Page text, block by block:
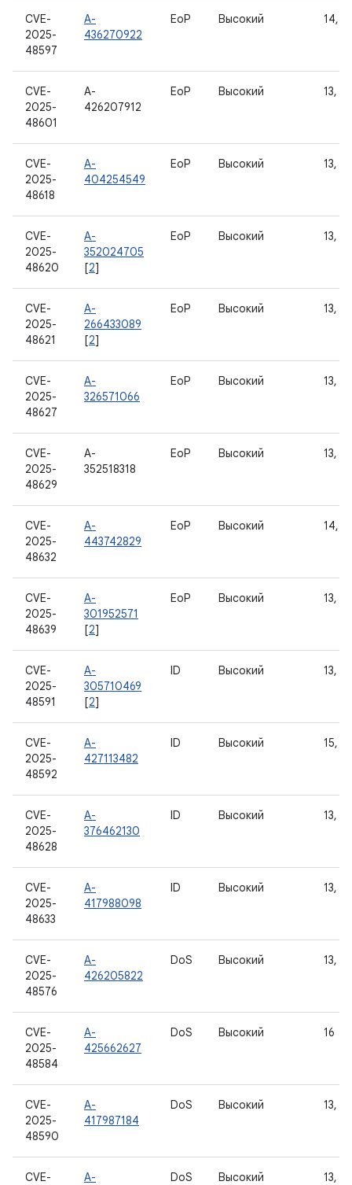
CVE-
2025-
48597
A-
436270922
EoP Высокий 14,
CVE-
2025-
48601
A-
426207912
EoP Высокий 13,
CVE-
2025-
48618
A-
404254549
EoP Высокий 13,
CVE-
2025-
48620
A-
352024705
[2]
EoP Высокий 13,
CVE-
2025-
48621
A-
266433089
[2]
EoP Высокий 13,
CVE-
2025-
48627
A-
326571066
EoP Высокий 13, 14
CVE-
2025-
48629
A-
352518318
EoP Высокий 13,
CVE-
2025-
48632
A-
443742829
EoP Высокий 14,
CVE-
2025-
48639
A-
301952571
[2]
EoP Высокий 13,
CVE-
2025-
48591
A-
305710469
[2]
ID Высокий 13,
CVE-
2025-
48592
A-
427113482
ID Высокий 15, 16
CVE-
2025-
48628
A-
376462130
ID Высокий 13,
CVE-
2025-
48633
A-
417988098
ID Высокий 13,
CVE-
2025-
48576
A-
426205822
DoS Высокий 13,
CVE-
2025-
48584
A-
425662627
DoS Высокий 16
CVE-
2025-
48590
A-
417987184
DoS Высокий 13,
CVE-
A-
DoS Высокий 13,